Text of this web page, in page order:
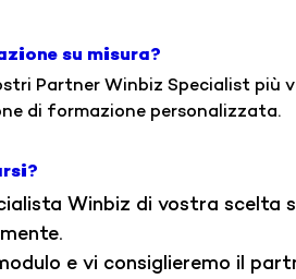
su misura?
Partner Winbiz Specialist più
di formazione personalizzata.
Winbiz di vostra scelta
e vi consiglieremo il